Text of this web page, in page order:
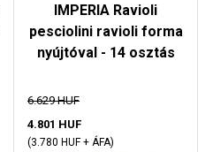
IMPERIA Ravioli
pesciolini ravioli forma
nyújtóval - 14 osztás
6.629 HUF
4.801 HUF
(3.780 HUF + ÁFA)